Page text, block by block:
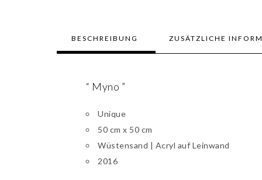
BESCHREIBUNG ZUSÄTZLICHE
“ Myno ”
Unique
50 cm x 50 cm
Wüstensand | Acryl auf Leinwand
2016